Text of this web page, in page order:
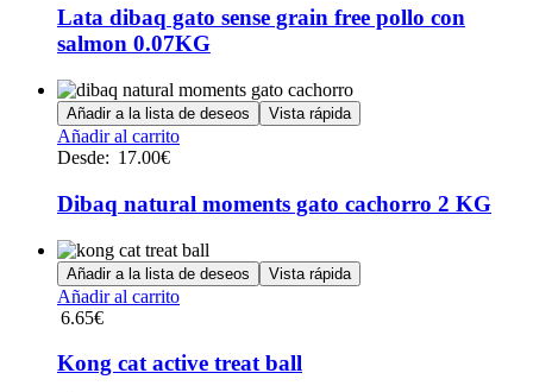
Lata dibaq gato sense grain free pollo con
salmon 0.07KG
Añadir a la lista de deseos Vista rápida
Añadir al carritoEste
múltiples
variantes.
Las
opciones
se
pueden
la
Desde: 17.00€
Dibaq natural moments gato cachorro 2 KG
Añadir a la lista de deseos Vista rápida
Añadir al carrito
6.65€
Kong cat active treat ball